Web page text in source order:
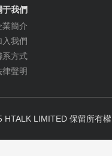
于我們
業簡介
入我們
系方式
律聲明
HTALK LIMITED 保留所有權